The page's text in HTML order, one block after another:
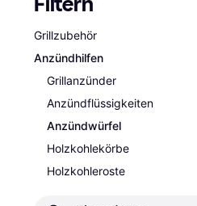
Grillzubehör
Anzündhilfen
Grillanzünder
Anzündflüssigkeiten
Anzündwürfel
Holzkohlekörbe
Holzkohleroste